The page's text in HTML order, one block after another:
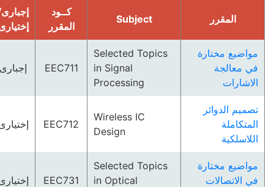
المقرر Subject
كــود
المقرر
إجبارى/
إختيارى
مواضيع مختارة
في معالجة
الاشارات
Selected Topics
in Signal
Processing
EEC711 إجبارى
تصميم الدوائر
المتكاملة
اللاسلكية
Wireless IC
Design
EEC712 إختيارى
مواضيع مختارة
في الاتصالات
Selected Topics
in Optical
EEC731 إختيارى